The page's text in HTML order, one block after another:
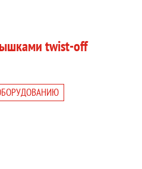
twist-off